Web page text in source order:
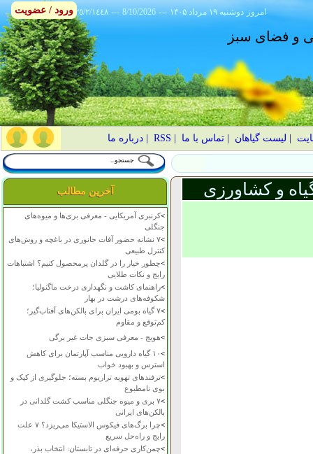
٢٥/٢/١٤٤٨ --- 8/10/2026 --- ۱۴۰۵ دوشنبه ۱۹ مرداد امروز
و فضای سبز
لیست گیاهان |تماس با ما RSS
|درباره ما
آخرین مطالب
>کرنبری آمریکایی - معرفی بری‌ها و میوه‌های
جنگلی
>
۷ نشانه حضور آفات جانوری در باغچه و روش‌های
کنترل طبیعی
>چطور خیار را در گلدان پرمحصول کنیم؟ اشتباهات
رایج و نکات طلایی
>راهنمای کاشت و نگهداری درخت ماگنولیا؛
شکوفه‌های درشت در بهار
>
۷ گیاه بومی ایران برای بالکن‌های آفتاب‌گیر؛
کم‌توقع و مقاوم
>هویج - معرفی سبزی جات غیر برگی
>
۱۰ گیاه دارویی مناسب آپارتمان برای کاهش
استرس و بهبود خواب
>ترفندهای تهویه تراریوم بسته؛ جلوگیری از کپک و
بوی نامطبوع
>
۷ بری و میوه جنگلی مناسب کشت گلدانی در
بالکن‌های ایرانی
>
چرا برگ‌های فیکوس الاستیکا می‌ریزد؟ ۷ علت
رایج و راه‌حل سریع
>چمن‌کاری حرفه‌ای در تابستان: انتخاب بذر،
و کشاورزی
ورود / عضویت